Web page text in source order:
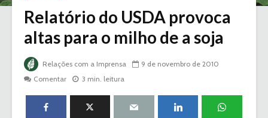
Relatório do USDA provoca
altas para o milho de a soja
Relações com a Imprensa
9 de novembro de 2010
Comentar
3 min. leitura